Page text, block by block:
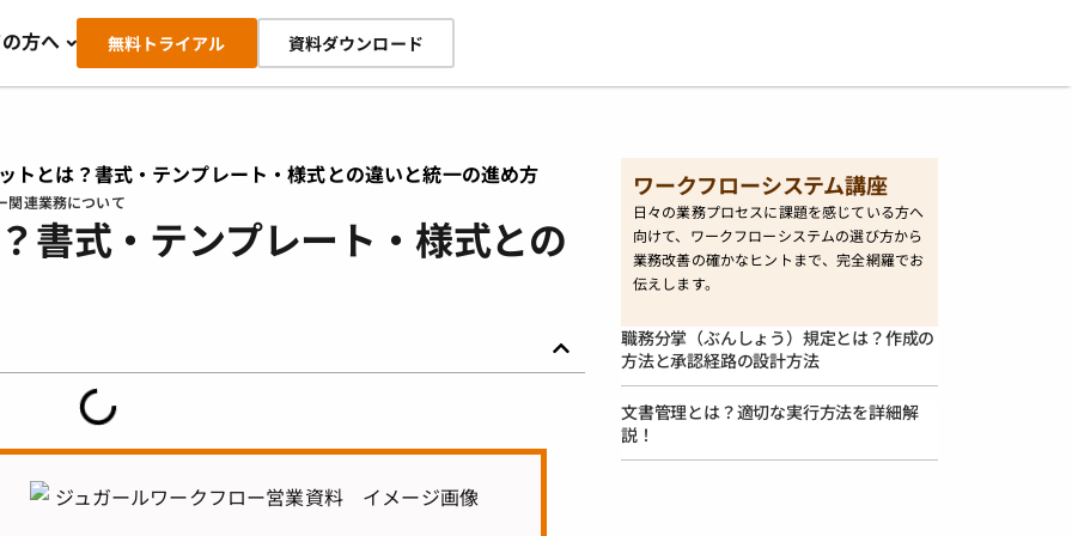
方へ 無料トライアル 資料ダウンロード
トとは？書式・テンプレート・様式との違いと統一の進め方
関連業務について
書式・テンプレート・様式との
ワークフローシステム講座
日々の業務プロセスに課題を感じている方へ
向けて、ワークフローシステムの選び方から
業務改善の確かなヒントまで、完全網羅でお
伝えします。
職務分掌（ぶんしょう）規定とは？作成の
方法と承認経路の設計方法
文書管理とは？適切な実行方法を詳細解
説！